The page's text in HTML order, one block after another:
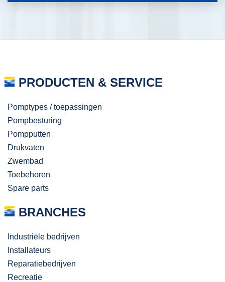
PRODUCTEN & SERVICE
Pomptypes / toepassingen
Pompbesturing
Pompputten
Drukvaten
Zwembad
Toebehoren
Spare parts
BRANCHES
Industriële bedrijven
Installateurs
Reparatiebedrijven
Recreatie